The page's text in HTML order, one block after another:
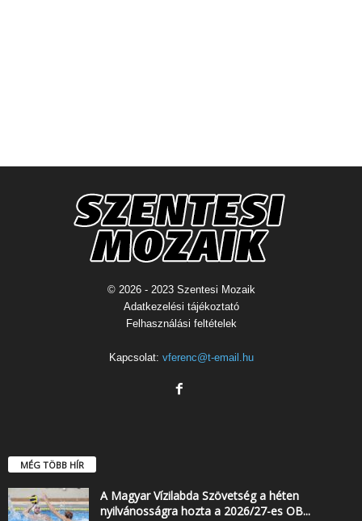
© 2026 - 2023 Szentesi Mozaik
Adatkezelési tájékoztató
Felhasználási feltételek
Kapcsolat: vferenc@t-email.hu
MÉG TÖBB HÍR
A Magyar Vízilabda Szövetség a héten
nyilvánosságra hozta a 2026/27-es OB...